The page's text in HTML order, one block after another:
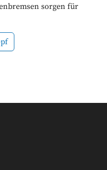
sorgen für